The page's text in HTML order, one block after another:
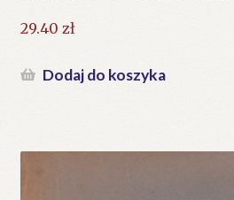
29.40 zł
Dodaj do koszyka